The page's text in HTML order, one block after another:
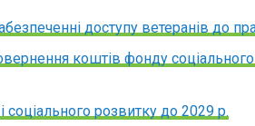
доступу ветеранів до
коштів фонду соціального
соціального розвитку до 2029 р.